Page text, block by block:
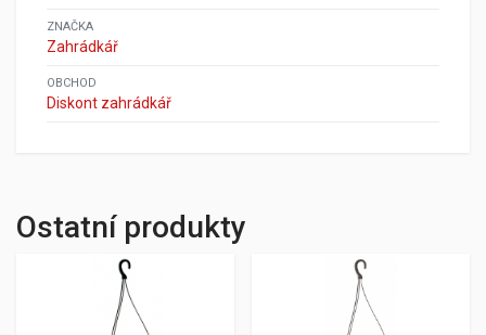
ZNAČKA
Zahrádkář
OBCHOD
Diskont zahrádkář
Ostatní produkty